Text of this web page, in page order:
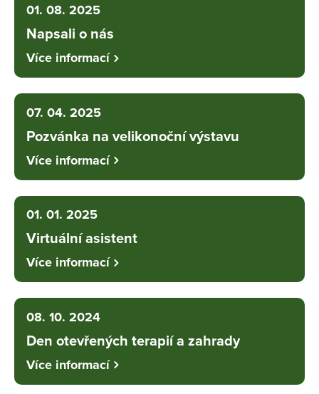
01. 08. 2025
Napsali o nás
Více informací
07. 04. 2025
Pozvánka na velikonoční výstavu
Více informací
01. 01. 2025
Virtuální asistent
Více informací
08. 10. 2024
Den otevřených terapií a zahrady
Více informací